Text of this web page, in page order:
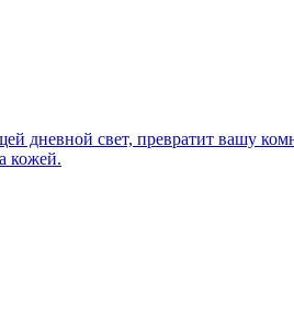
дневной свет, превратит вашу
кожей.